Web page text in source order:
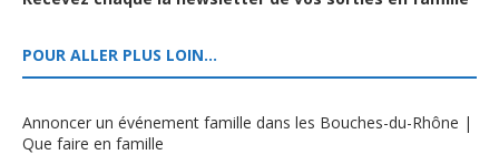
POUR ALLER PLUS LOIN…
Annoncer un événement famille dans les Bouches-du-Rhône |
Que faire en famille